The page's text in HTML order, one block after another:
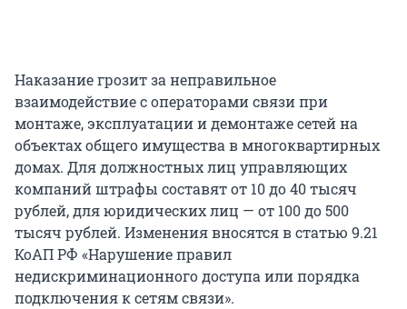
Наказание грозит за неправильное
взаимодействие с операторами связи при
монтаже, эксплуатации и демонтаже сетей на
объектах общего имущества в многоквартирных
домах. Для должностных лиц управляющих
компаний штрафы составят от 10 до 40 тысяч
рублей, для юридических лиц — от 100 до 500
тысяч рублей. Изменения вносятся в статью 9.21
КоАП РФ «Нарушение правил
недискриминационного доступа или порядка
подключения к сетям связи».